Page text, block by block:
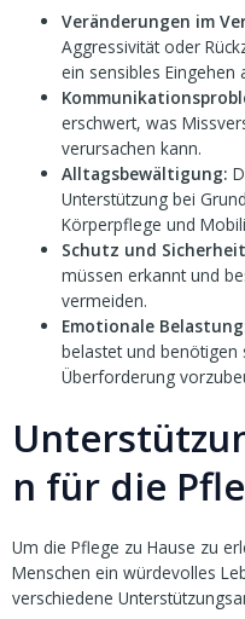
Veränderungen im
Aggressivität oder
ein sensibles Eingehen
erschwert, was
verursachen kann.
Alltagsbewältigung:
Unterstützung bei
Körperpflege und
Schutz und
müssen erkannt und
vermeiden.
Emotionale
belastet und benötigen
Überforderung
n für die
Um die Pflege zu Hause zu
Menschen ein würdevolles
verschiedene